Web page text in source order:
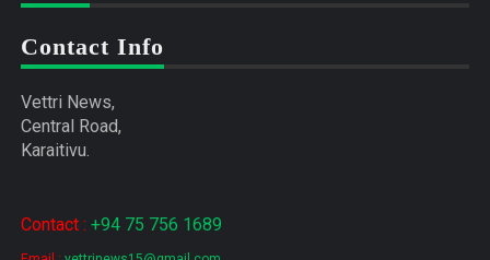
Contact Info
Vettri News,
Central Road,
Karaitivu.
Contact : +94 75 756 1689